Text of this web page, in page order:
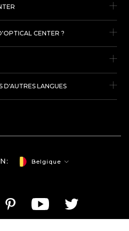
CENTER ?
D'AUTRES LANGUES
Belgique